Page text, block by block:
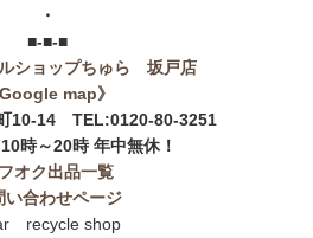
・
■-■-■
ショップちゅら 坂戸店
Google map》
10-14 TEL:0120-80-3251
時～20時 年中無休！
オク出品一覧
い合わせページ
recycle shop